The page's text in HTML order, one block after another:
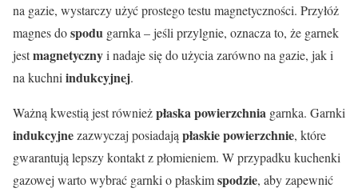
na gazie, wystarczy użyć prostego testu magnetyczności. Przyłóż
magnes dospodu garnka – jeśli przylgnie, oznacza to, że garnek
jestmagnetycznyi nadaje się do użycia zarówno na gazie, jak i
na kuchni indukcyjnej.
Ważną kwestią jest równieżpłaska powierzchnia garnka. Garnki
indukcyjnezazwyczaj posiadają płaskie powierzchnie, które
gwarantują lepszy kontakt z płomieniem. W przypadku kuchenki
gazowej warto wybrać garnki o płaskimspodzie, aby zapewnić